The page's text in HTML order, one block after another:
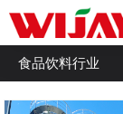
食品饮料行业
食品饮料行业